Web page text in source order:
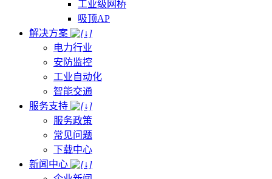
工业级网桥
吸顶AP
解决方案
电力行业
安防监控
工业自动化
智能交通
服务支持
服务政策
常见问题
下载中心
新闻中心